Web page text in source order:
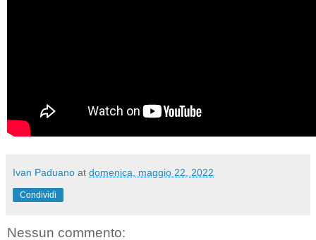
Ivan Paduano at domenica, maggio 22, 2022
Condividi
Nessun commento: